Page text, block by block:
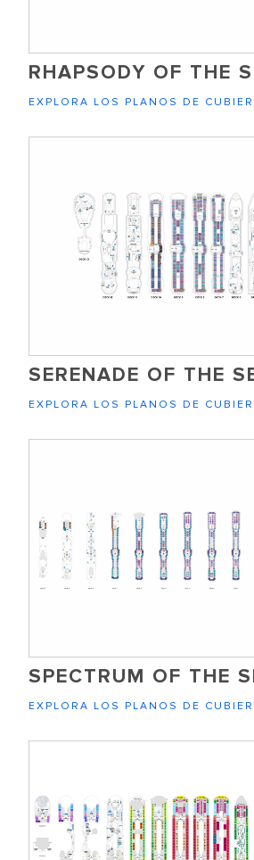
RHAPSODY OF THE
EXPLORA LOS PLANOS DE
SERENADE OF THE
EXPLORA LOS PLANOS DE
SPECTRUM OF THE
EXPLORA LOS PLANOS DE